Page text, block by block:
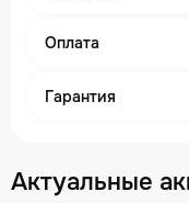
Оплата
Гарантия
Актуальные